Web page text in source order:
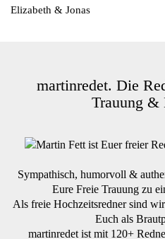
Elizabeth & Jonas
martinredet. Die
Trauung &
Sympathisch, humorvoll &
Eure Freie Trauung zu
Als freie Hochzeitsredner sind
Euch als
martinredet ist mit 120+